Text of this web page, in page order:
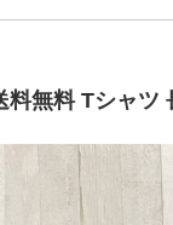
料無料 Tシャツ